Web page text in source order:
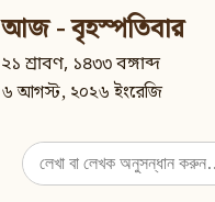
আজ - বৃহস্পতিবার
২১ শ্রাবণ, ১৪৩৩ বঙ্গাব্দ
৬ আগস্ট, ২০২৬ ইংরেজি
Search
for: